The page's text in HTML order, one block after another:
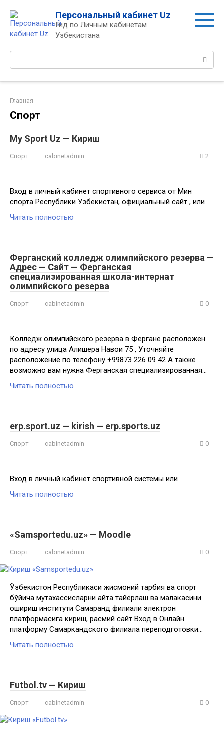
контенту
Персональный кабинет Uz
Гид по Личным кабинетам
Узбекистана
Главная
Спорт
My Sport Uz — Кириш
Спорт cabinetadmin 2
Вход в личный кабинет спортивного сервиса от Мин
спорта Республики Узбекистан, официальный сайт , или
Читать полностью
Ферганский колледж олимпийского резерва —
Адрес — Сайт — Ферганская
специализированная школа-интернат
олимпийского резерва
Спорт cabinetadmin 0
Колледж олимпийского резерва в Фергане расположен
по адресу улица Алишера Навои 75 , Уточняйте
расположение по телефону +99873 226 09 42 А также
возможно вам нужна Ферганская специализированная…
Читать полностью
erp.sport.uz — kirish — erp.sports.uz
Спорт cabinetadmin 0
Вход в личный кабинет спортивной системы или
Читать полностью
«Samsportedu.uz» — Moodle
Спорт cabinetadmin 0
Ўзбекистон Республикаси жисмоний тарбия ва спорт
бўйича мутахассисларни қайта тайёрлаш ва малакасини
ошириш институти Самарқанд филиали электрон
платформасига кириш, расмий сайт Вход в Онлайн
платформу Самаркандского филиала переподготовки…
Читать полностью
Futbol.tv — Кириш
Спорт cabinetadmin 0